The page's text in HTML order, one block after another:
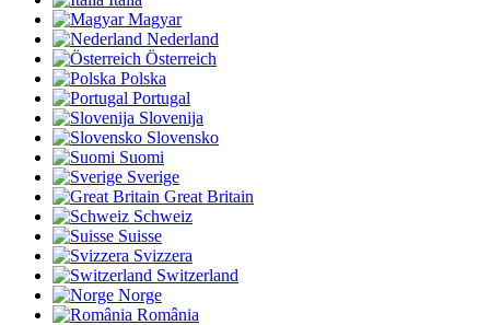
Magyar
Nederland
Österreich
Polska
Portugal
Slovenija
Slovensko
Suomi
Sverige
Great Britain
Schweiz
Suisse
Svizzera
Switzerland
Norge
România